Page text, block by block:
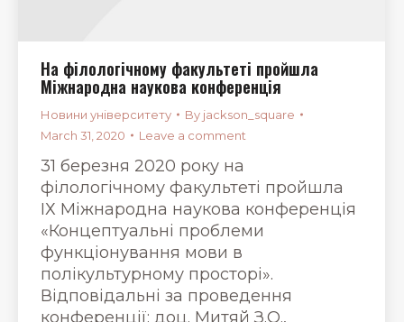
На філологічному факультеті пройшла
Міжнародна наукова конференція
Новини університету By jackson_square
March 31, 2020
Leave a comment
31 березня 2020 року на
філологічному факультеті пройшла
ІХ Міжнародна наукова конференція
«Концептуальні проблеми
функціонування мови в
полікультурному просторі».
Відповідальні за проведення
конференції: доц. Митяй З.О.,